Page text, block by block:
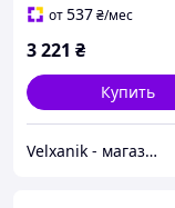
от537₴/мес
3 221 ₴
Купить
Velxanik - магазин мототехники, велотоваров, с/х техники, аксессуаров и запчастей